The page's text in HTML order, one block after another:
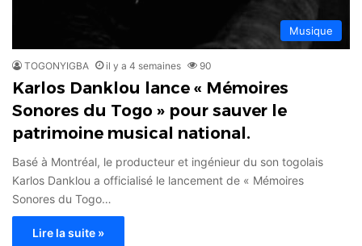
Musique
TOGONYIGBA il y a 4 semaines 90
Karlos Danklou lance « Mémoires
Sonores du Togo » pour sauver le
patrimoine musical national.
Basé à Montréal, le producteur et ingénieur du son togolais
Karlos Danklou a officialisé le lancement de « Mémoires
Sonores du Togo…
Lire la suite »